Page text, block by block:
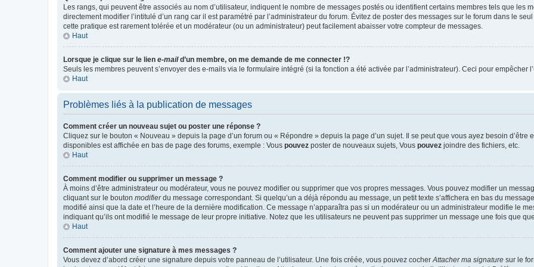
Les rangs, qui peuvent être associés au nom d’utilisateur, indiquent le nombre de messages postés ou identifient certains membres tels que les
directement modifier l’intitulé d’un rang car il est paramétré par l’administrateur du forum. Évitez de poster des messages sur le forum dans le
cette pratique est rarement tolérée et un modérateur (ou un administrateur) peut facilement abaisser votre compteur de messages.
Haut
Lorsque je clique sur le lien e-maild’un membre, on me demande de me connecter !?
Seuls les membres peuvent s’envoyer des e-mails via le formulaire intégré (si la fonction a été activée par l’administrateur). Ceci pour
Haut
Problèmes liés à la publication de messages
Comment créer un nouveau sujet ou poster une réponse ?
Cliquez sur le bouton « Nouveau » depuis la page d’un forum ou « Répondre » depuis la page d’un sujet. Il se peut que vous ayez besoin
disponibles est affichée en bas de page des forums, exemple : Vous pouvez poster de nouveaux sujets, Vous pouvez joindre des fichiers, etc.
Haut
Comment modifier ou supprimer un message ?
À moins d’être administrateur ou modérateur, vous ne pouvez modifier ou supprimer que vos propres messages. Vous pouvez modifier un
cliquant sur le bouton modifierdu message correspondant. Si quelqu’un a déjà répondu au message, un petit texte s’affichera en bas du
modifié ainsi que la date et l’heure de la dernière modification. Ce message n’apparaîtra pas si un modérateur ou un administrateur modifie le
indiquant qu’ils ont modifié le message de leur propre initiative. Notez que les utilisateurs ne peuvent pas supprimer un message une fois que
Haut
Comment ajouter une signature à mes messages ?
Vous devez d’abord créer une signature depuis votre panneau de l’utilisateur. Une fois créée, vous pouvez cocher Attacher ma signature sur le